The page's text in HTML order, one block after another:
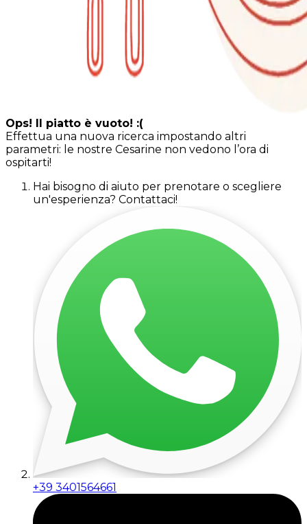
Ops! Il piatto è vuoto! :(
Effettua una nuova ricerca impostando altri
parametri: le nostre Cesarine non vedono l’ora di
ospitarti!
Hai bisogno di aiuto per prenotare o scegliere
un'esperienza? Contattaci!
+39 3401564661